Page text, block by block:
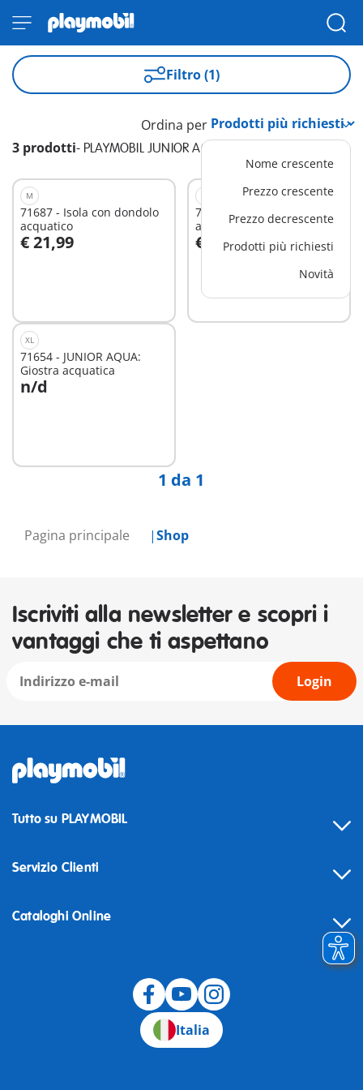
Pagina principale Shop
Filtro (1)
3 prodotti- PLAYMOBIL JUNIOR AQUA
Ordina per
Nome crescente
Prezzo crescente
Prezzo decrescente
Prodotti più richiesti
Novità
M
71687 - Isola con dondolo
acquatico
€ 21,99
Aggiungi al carrello
71689 - Scivolo d'acqua e
animali marini
€ 16,99
Aggiungi al carrello
XL
71654 - JUNIOR AQUA:
Giostra acquatica
n/d
1 da 1
Iscriviti alla newsletter e scopri i
vantaggi che ti aspettano
Login
Tutto su PLAYMOBIL
Servizio Clienti
Cataloghi Online
Italia